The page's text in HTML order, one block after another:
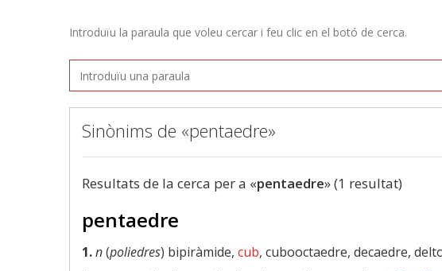
Introduïu la paraula que voleu cercar i feu clic en el botó de cerca.
Sinònims de «pentaedre»
Resultats de la cerca per a «pentaedre» (1 resultat)
pentaedre
1.n(poliedres) bipiràmide, cub, cubooctaedre, decaedre,